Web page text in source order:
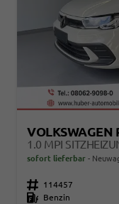
VOLKSWAGEN
sofort lieferbar
Fahrzeugnr. 114457
Kraftstoff
Benzin